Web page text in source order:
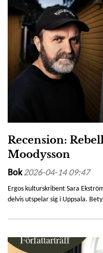
Recension:
Moodysson
Bok2026-04-14 09:47
Ergos kulturskribent Sara
delvis utspelar sig i Uppsala.